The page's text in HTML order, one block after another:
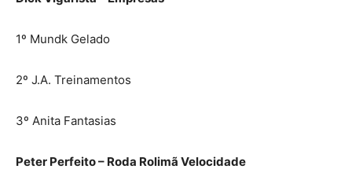
1º Mundk Gelado
2º J.A. Treinamentos
3º Anita Fantasias
Peter Perfeito – Roda Rolimã Velocidade